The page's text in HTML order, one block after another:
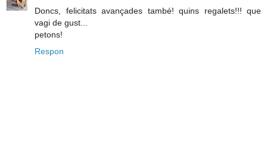
Doncs, felicitats avançades també! quins regalets!!! que
vagi de gust...
petons!
Respon